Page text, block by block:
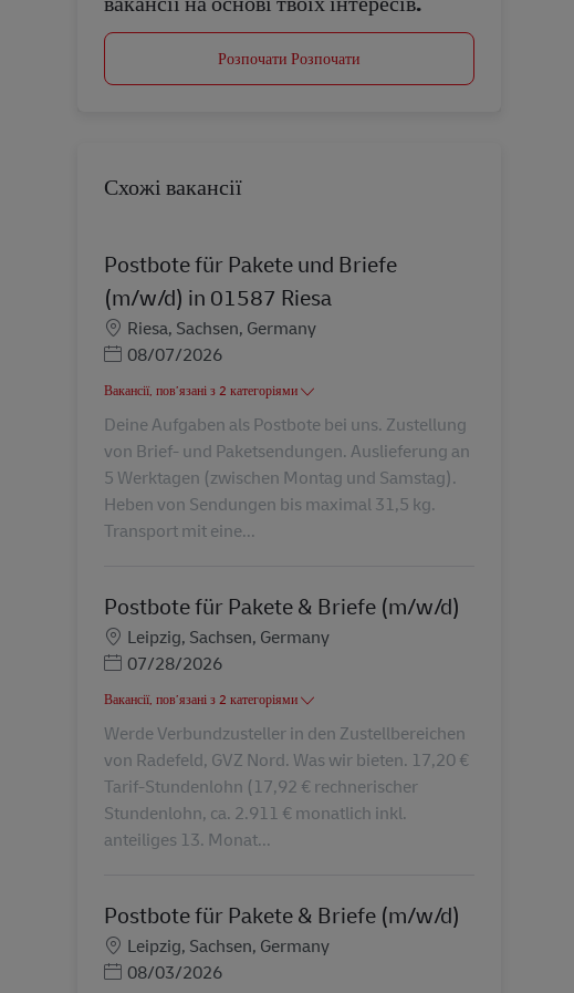
Розпочати Розпочати
Схожі вакансії
Postbote für Pakete und Briefe
(m/w/d) in 01587 Riesa
Місцезнаходження
Riesa, Sachsen, Germany
Posted Date
08/07/2026
Вакансії, пов’язані з 2 категоріями
Deine Aufgaben als Postbote bei uns. Zustellung
von Brief- und Paketsendungen. Auslieferung an
5 Werktagen (zwischen Montag und Samstag).
Heben von Sendungen bis maximal 31,5 kg.
Transport mit eine...
Postbote für Pakete & Briefe (m/w/d)
Місцезнаходження
Leipzig, Sachsen, Germany
Posted Date
07/28/2026
Вакансії, пов’язані з 2 категоріями
Werde Verbundzusteller in den Zustellbereichen
von Radefeld, GVZ Nord. Was wir bieten. 17,20 €
Tarif-Stundenlohn (17,92 € rechnerischer
Stundenlohn, ca. 2.911 € monatlich inkl.
anteiliges 13. Monat...
Postbote für Pakete & Briefe (m/w/d)
Місцезнаходження
Leipzig, Sachsen, Germany
Posted Date
08/03/2026